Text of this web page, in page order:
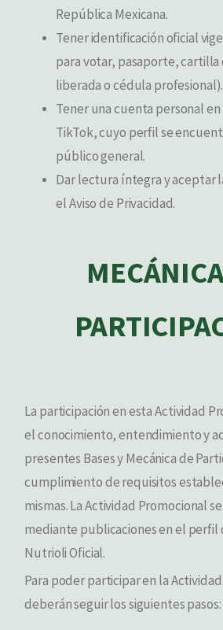
República Mexicana.
Tener identificación oficial
para votar, pasaporte,
liberada o cédula profesional).
Tener una cuenta personal en
TikTok, cuyo perfil se
público general.
Dar lectura íntegra y aceptar
el Aviso de Privacidad.
La participación en esta Actividad
el conocimiento, entendimiento y
presentes Bases y Mecánica de
cumplimiento de requisitos
mismas. La Actividad Promocional
mediante publicaciones en el perfil
Nutrioli Oficial.
Para poder participar en la
deberán seguir los siguientes pasos: